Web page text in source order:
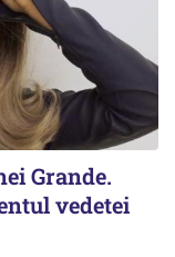
Grande.
vedetei